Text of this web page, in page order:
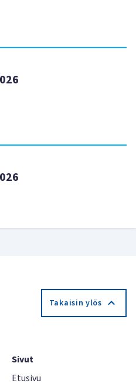
Takaisin ylös
Sivut
Etusivu